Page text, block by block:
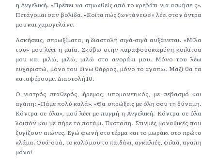
η Αγγελική. «Πρέπει να σηκωθείς από το κρεβάτι για ασκήσεις».
Πετάγομαι σαν βολίδα. «Κοίτα πώς ζωντάνεψε!» λέει στον άντρα
μου και χαμογελάνε.
Ασκήσεις, σπρωξίματα, η διαστολή σιγά-σιγά αυξάνεται. «Μίλα
του» μου λέει η μαία. Σκύβω στην παραφουσκωμένη κοιλίτσα
μου και μιλώ, μιλώ, μιλώ στο αγοράκι μου. Μόνο του λέω
ευχαριστώ, μόνο του δίνω θάρρος, μόνο το αγαπώ. Μαζί θα τα
καταφέρουμε. Διαστολή 10.
Ο γιατρός σταθερός, ήρεμος, υπομονετικός, με σεβασμό και
αγάπη: «Πάμε πολύ καλά». «Θα σπρώξεις με όλη σου τη δύναμη.
Κόντρα σε όλα», μού λέει με πυγμή η Αγγελική. Κόντρα σε όλα
λοιπόν και με πήρε το ποτάμι. Έκσταση. Στιγμές μοναδικές που
ζυγίζουν αιώνες. Εγώ φωνή στο τέρμα και το μωράκι στο πρώτο
κλάμα. Ουά-ουά, το καλό μου το παιδάκι, αγκαλιές, φιλιά, αγάπη
μόνο!